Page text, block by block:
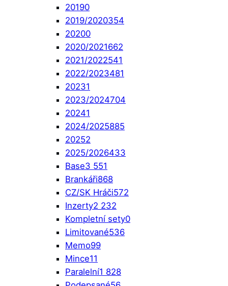
20190
2019/2020354
20200
2020/2021662
2021/2022541
2022/2023481
20231
2023/2024704
20241
2024/2025885
20252
2025/2026433
Base3 551
Brankáři868
CZ/SK Hráči572
Inzerty2 232
Kompletní sety0
Limitované536
Memo99
Mince11
Paralelní1 828